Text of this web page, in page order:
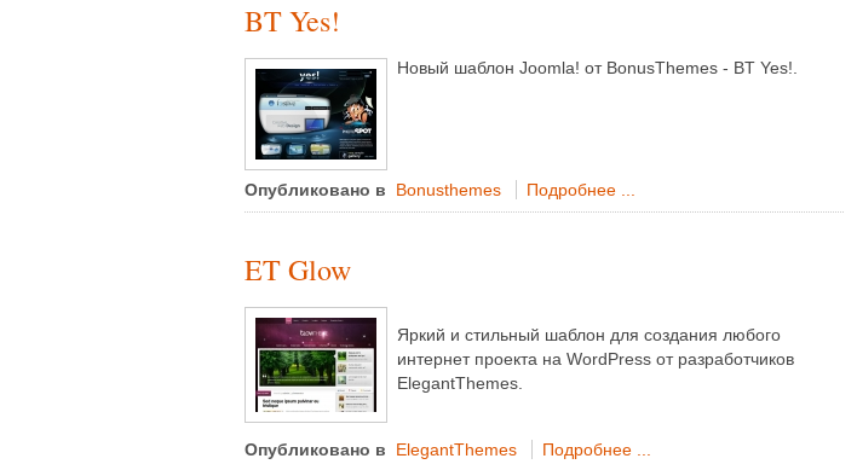
BT Yes!
Новый шаблон Joomla! от BonusThemes - BT Yes!.
Опубликовано в Bonusthemes Подробнее ...
ET Glow
Яркий и стильный шаблон для создания любого
интернет проекта на WordPress от разработчиков
ElegantThemes.
Опубликовано в ElegantThemes Подробнее ...